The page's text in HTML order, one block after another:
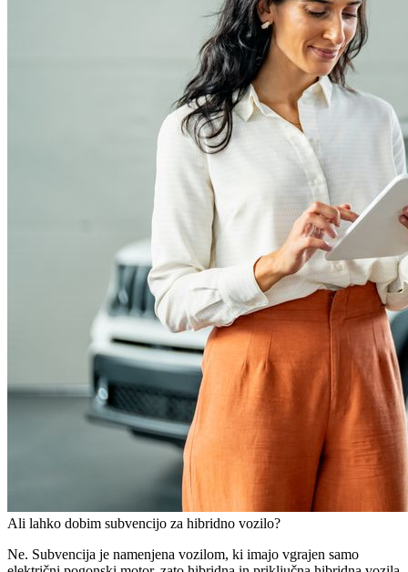
Ali lahko dobim subvencijo za hibridno vozilo?
Ne. Subvencija je namenjena vozilom, ki imajo vgrajen samo